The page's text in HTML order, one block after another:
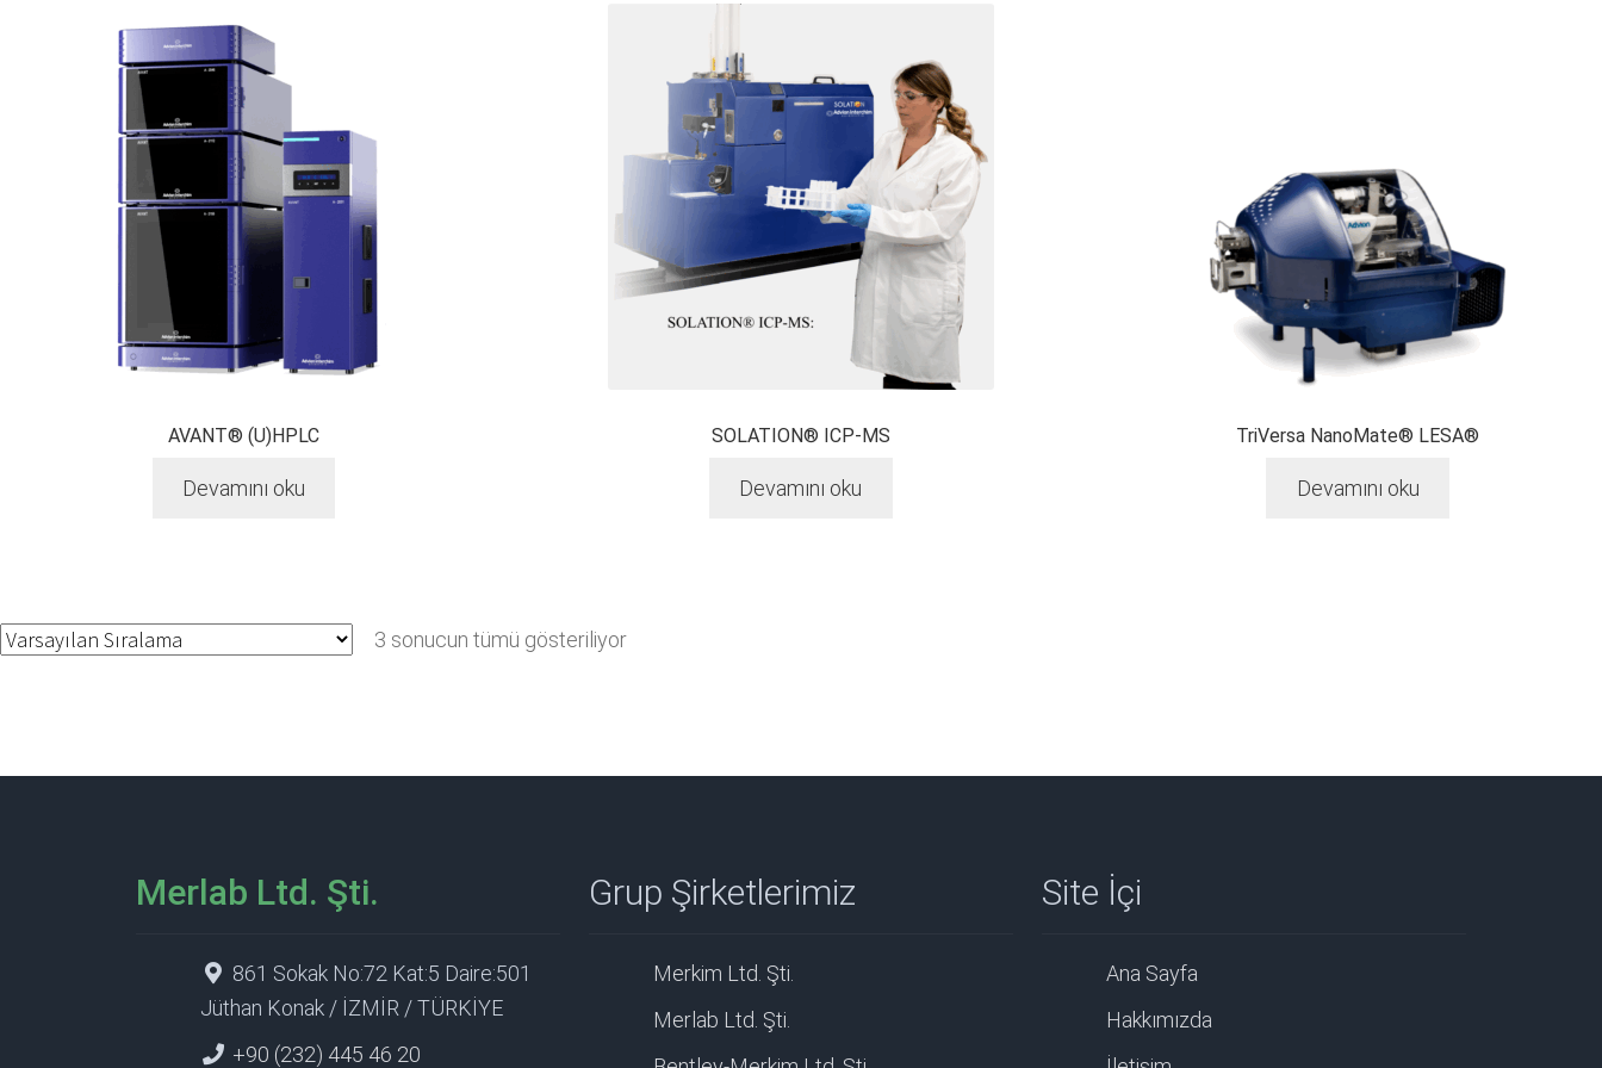
AVANT® (U)HPLC
Devamını oku
SOLATION® ICP-MS
Devamını oku
TriVersa NanoMate® LESA®
Devamını oku
3 sonucun tümü gösteriliyor
Merlab Ltd. Şti.
861 Sokak No:72 Kat:5 Daire:501
Jüthan Konak / İZMİR / TÜRKİYE
+90 (232) 445 46 20
Grup Şirketlerimiz
Merkim Ltd. Şti.
Merlab Ltd. Şti.
Site İçi
Ana Sayfa
Hakkımızda